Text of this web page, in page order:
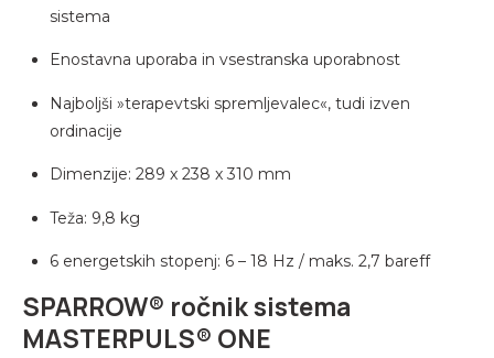
sistema
Enostavna uporaba in vsestranska uporabnost
Najboljši »terapevtski spremljevalec«, tudi izven
ordinacije
Dimenzije: 289 x 238 x 310 mm
Teža: 9,8 kg
6 energetskih stopenj: 6 – 18 Hz / maks. 2,7 bareff
SPARROW® ročnik sistema
MASTERPULS® ONE